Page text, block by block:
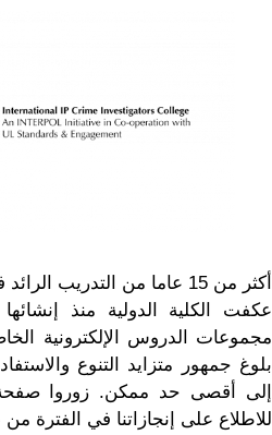
أكثر من 15 عاما من التدريب الرائد في مجال الملكية الفكرية
مجموعات الدروس الإلكترونية
بلوغ جمهور متزايد التنوع
إلى أقصى حد ممكن. زوروا صفحة
للاطلاع على إنجازاتنا في الفترة من عام 2010 إلى